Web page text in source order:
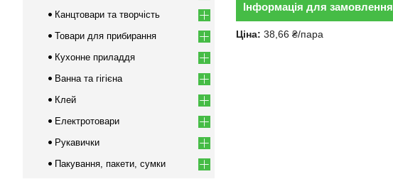
Інформація для замовлення
Ціна: 38,66 ₴/пара
Канцтовари та творчість
Товари для прибирання
Кухонне приладдя
Ванна та гігієна
Клей
Електротовари
Рукавички
Пакування, пакети, сумки